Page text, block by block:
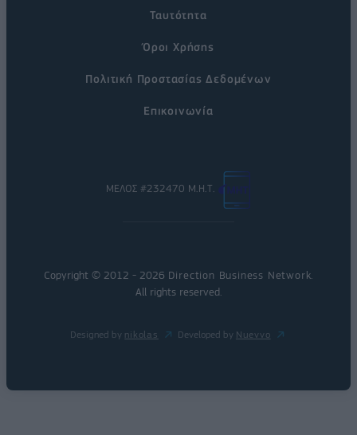
Ταυτότητα
Όροι Χρήσης
Πολιτική Προστασίας Δεδομένων
Επικοινωνία
ΜΕΛΟΣ #232470 Μ.Η.Τ.
Copyright © 2012 - 2026 Direction Business Network
All rights reserved.
Designed by nikolas Developed by Nuevvo